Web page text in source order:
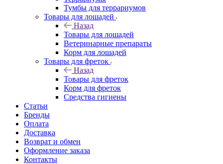
Тумбы для террариумов
Товары для лошадей
Назад
Товары для лошадей
Ветеринарные препараты
Корм для лошадей
Товары для фреток
Назад
Товары для фреток
Корм для фреток
Средства гигиены
Статьи
Бренды
Оплата
Доставка
Возврат и обмен
Оформление заказа
Контакты